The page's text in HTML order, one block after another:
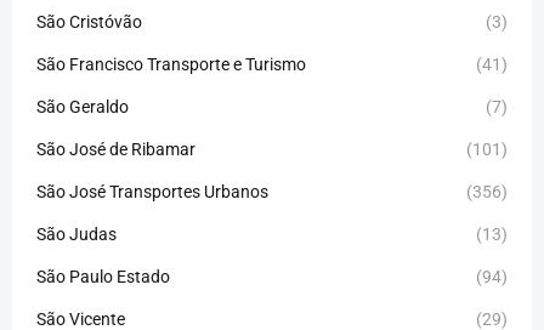
São Cristóvão (3)
São Francisco Transporte e Turismo (41)
São Geraldo (7)
São José de Ribamar (101)
São José Transportes Urbanos (356)
São Judas (13)
São Paulo Estado (94)
São Vicente (29)